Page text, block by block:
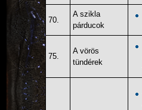
70.
A szikla
párducok
75.
A vörös
tündérek